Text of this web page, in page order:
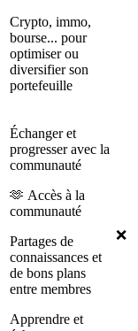
Crypto, immo,
bourse... pour
optimiser ou
diversifier son
portefeuille
Échanger et
progresser avec la
communauté
🫶 Accès à la
communauté
Partages de
connaissances et
de bons plans
entre membres
Apprendre et
❌